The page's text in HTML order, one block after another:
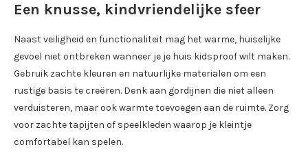
Een knusse, kindvriendelijke sfeer
Naast veiligheid en functionaliteit mag het warme, huiselijke
gevoel niet ontbreken wanneer je je huis kidsproof wilt maken.
Gebruik zachte kleuren en natuurlijke materialen om een
rustige basis te creëren. Denk aan gordijnen die niet alleen
verduisteren, maar ook warmte toevoegen aan de ruimte. Zorg
voor zachte tapijten of speelkleden waarop je kleintje
comfortabel kan spelen.